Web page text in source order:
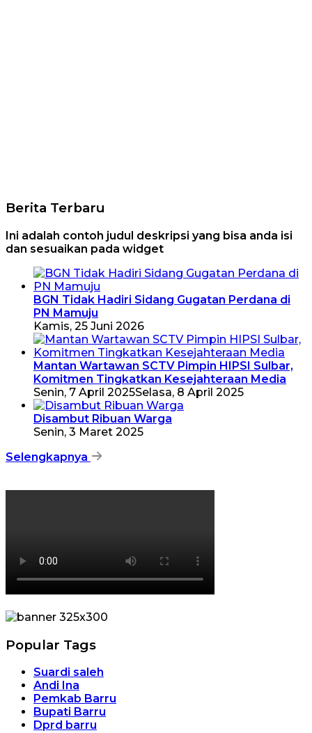
Berita Terbaru
Ini adalah contoh judul deskripsi yang bisa anda isi
dan sesuaikan pada widget
BGN Tidak Hadiri Sidang Gugatan Perdana di
PN Mamuju
Kamis, 25 Juni 2026
Mantan Wartawan SCTV Pimpin HIPSI Sulbar,
Komitmen Tingkatkan Kesejahteraan Media
Senin, 7 April 2025Selasa, 8 April 2025
Disambut Ribuan Warga
Senin, 3 Maret 2025
Selengkapnya
Popular Tags
Suardi saleh
Andi Ina
Pemkab Barru
Bupati Barru
Dprd barru